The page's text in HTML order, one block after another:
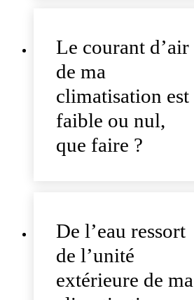
Le courant d’air
de ma
climatisation est
faible ou nul,
que faire ?
De l’eau ressort
de l’unité
extérieure de ma